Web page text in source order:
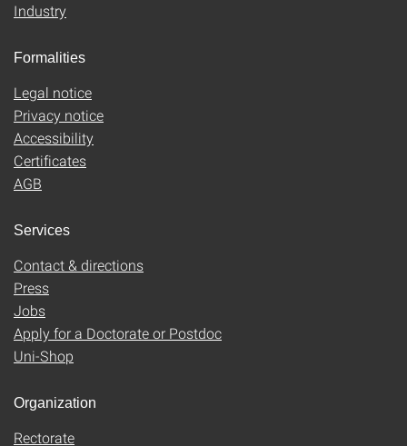
Industry
Formalities
Legal notice
Privacy notice
Accessibility
Certificates
AGB
Services
Contact & directions
Press
Jobs
Apply for a Doctorate or Postdoc
Uni-Shop
Organization
Rectorate